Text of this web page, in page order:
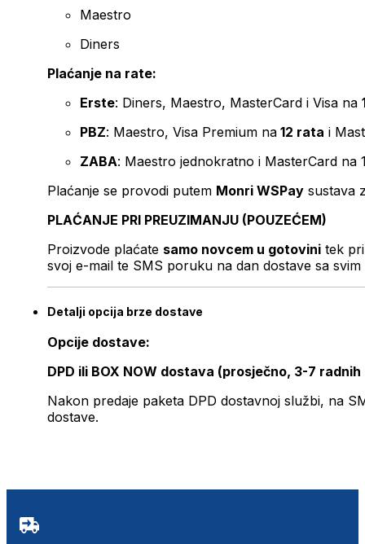
Maestro
Diners
Plaćanje na rate:
Erste: Diners, Maestro, MasterCard i Visa na
PBZ: Maestro, Visa Premium na 12 rata i
ZABA: Maestro jednokratno i MasterCard na
Plaćanje se provodi putem Monri WSPay sustava
PLAĆANJE PRI PREUZIMANJU (POUZEĆEM)
Proizvode plaćate samo novcem u gotovini tek
svoj e-mail te SMS poruku na dan dostave sa svim
Detalji opcija brze dostave
Opcije dostave:
DPD ili BOX NOW dostava (prosječno, 3-7 radnih
Nakon predaje paketa DPD dostavnoj službi, na
dostave.